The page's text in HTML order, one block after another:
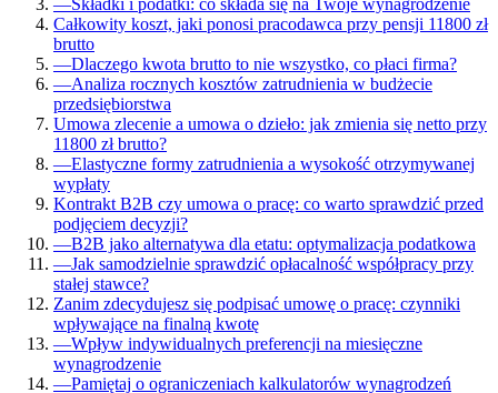
Całkowity koszt, jaki ponosi pracodawca przy pensji 11800 zł
brutto
—Dlaczego kwota brutto to nie wszystko, co płaci firma?
—Analiza rocznych kosztów zatrudnienia w budżecie
przedsiębiorstwa
Umowa zlecenie a umowa o dzieło: jak zmienia się netto przy
11800 zł brutto?
—Elastyczne formy zatrudnienia a wysokość otrzymywanej
wypłaty
Kontrakt B2B czy umowa o pracę: co warto sprawdzić przed
podjęciem decyzji?
—B2B jako alternatywa dla etatu: optymalizacja podatkowa
—Jak samodzielnie sprawdzić opłacalność współpracy przy
stałej stawce?
Zanim zdecydujesz się podpisać umowę o pracę: czynniki
wpływające na finalną kwotę
—Wpływ indywidualnych preferencji na miesięczne
wynagrodzenie
—Pamiętaj o ograniczeniach kalkulatorów wynagrodzeń